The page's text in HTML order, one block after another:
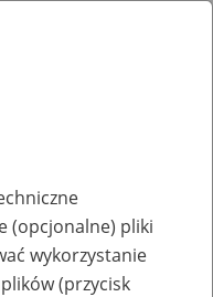
(opcjonalne) pliki
wykorzystanie
(przycisk